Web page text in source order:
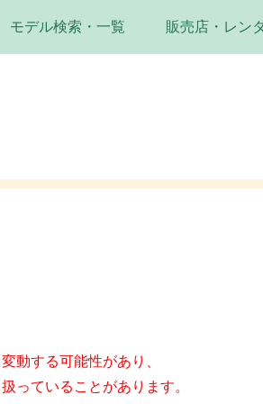
モデル検索・一覧 販売店・レン
動する可能性があり、
っていることがあります。